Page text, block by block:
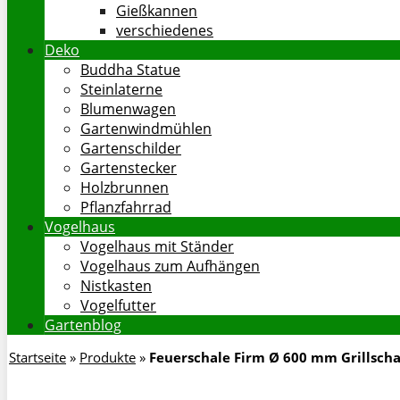
Gießkannen
verschiedenes
Deko
Buddha Statue
Steinlaterne
Blumenwagen
Gartenwindmühlen
Gartenschilder
Gartenstecker
Holzbrunnen
Pflanzfahrrad
Vogelhaus
Vogelhaus mit Ständer
Vogelhaus zum Aufhängen
Nistkasten
Vogelfutter
Gartenblog
Startseite » Produkte » Feuerschale Firm Ø 600 mm